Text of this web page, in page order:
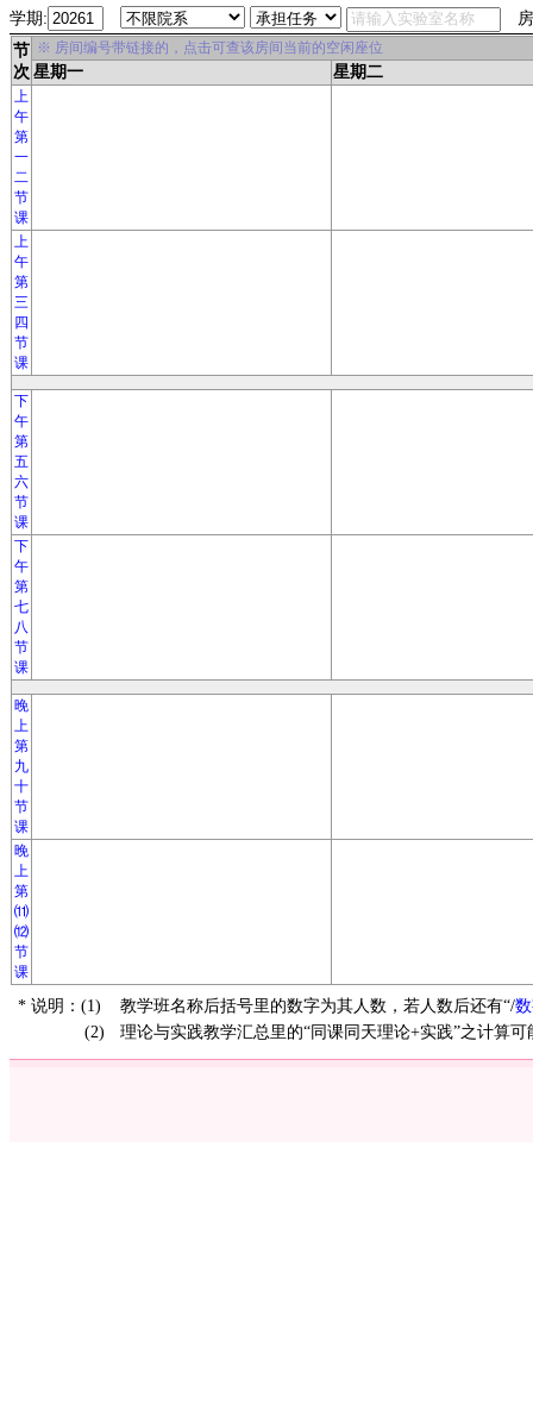
学期: 房
节
次
※ 房间编号带链接的，点击可查该房间当前的空闲座位
星期一 星期二
上
午
第
一
二
节
课
上
午
第
三
四
节
课
下
午
第
五
六
节
课
下
午
第
七
八
节
课
晚
上
第
九
十
节
课
晚
上
第
⑾
⑿
节
课
* 说明：(1) 教学班名称后括号里的数字为其人数，若人数后还有“/
(2)
理论与实践教学汇总里的“同课同天理论+实践”之计算